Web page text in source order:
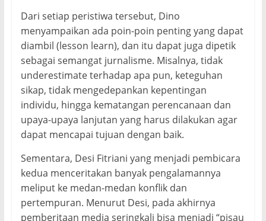
Dari setiap peristiwa tersebut, Dino
menyampaikan ada poin-poin penting yang dapat
diambil (lesson learn), dan itu dapat juga dipetik
sebagai semangat jurnalisme. Misalnya, tidak
underestimate terhadap apa pun, keteguhan
sikap, tidak mengedepankan kepentingan
individu, hingga kematangan perencanaan dan
upaya-upaya lanjutan yang harus dilakukan agar
dapat mencapai tujuan dengan baik.
Sementara, Desi Fitriani yang menjadi pembicara
kedua menceritakan banyak pengalamannya
meliput ke medan-medan konflik dan
pertempuran. Menurut Desi, pada akhirnya
pemberitaan media seringkali bisa menjadi “pisau